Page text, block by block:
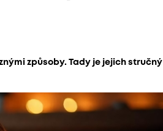
způsoby. Tady je jejich stručný